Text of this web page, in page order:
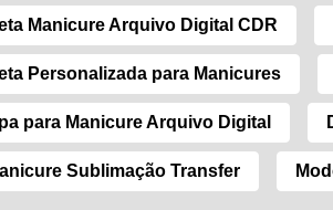
Manicure Arquivo Digital CDR
Personalizada para Manicures
para Manicure Arquivo Digital
Sublimação Transfer